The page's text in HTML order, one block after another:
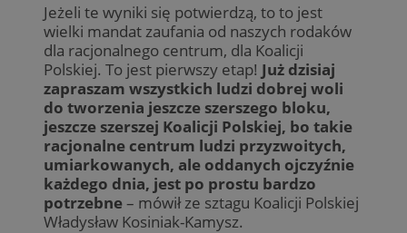
Jeżeli te wyniki się potwierdzą, to to jest
wielki mandat zaufania od naszych rodaków
dla racjonalnego centrum, dla Koalicji
Polskiej. To jest pierwszy etap! Już dzisiaj
zapraszam wszystkich ludzi dobrej woli
do tworzenia jeszcze szerszego bloku,
jeszcze szerszej Koalicji Polskiej, bo takie
racjonalne centrum ludzi przyzwoitych,
umiarkowanych, ale oddanych ojczyźnie
każdego dnia, jest po prostu bardzo
potrzebne– mówił ze sztagu Koalicji Polskiej
Władysław Kosiniak-Kamysz.